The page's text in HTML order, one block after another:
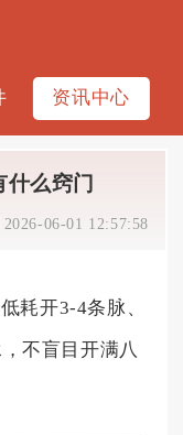
资讯中心
么窍门
2026-06-01 12:57:58
耗开3-4条脉、
不盲目开满八